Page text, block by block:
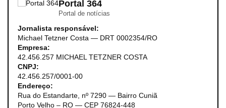
Portal 364
Portal de notícias
Jornalista responsável:
Michael Tetzner Costa — DRT 0002354/RO
Empresa:
42.456.257 MICHAEL TETZNER COSTA
CNPJ:
42.456.257/0001-00
Endereço:
Rua do Estandarte, nº 7290 — Bairro Cuniã
Porto Velho – RO — CEP 76824-448